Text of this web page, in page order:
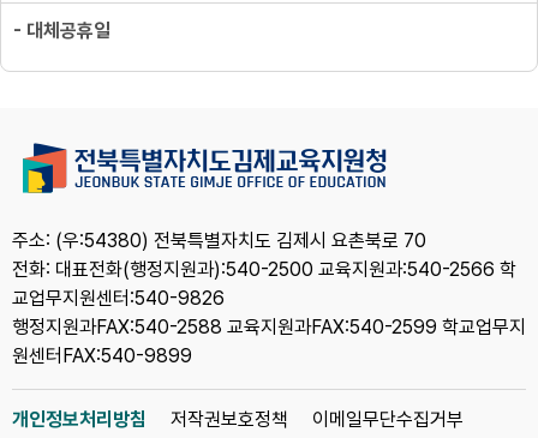
- 대체공휴일
주소: (우:54380) 전북특별자치도 김제시 요촌북로 70
전화: 대표전화(행정지원과):540-2500 교육지원과:540-2566 학
교업무지원센터:540-9826
행정지원과FAX:540-2588 교육지원과FAX:540-2599 학교업무지
원센터FAX:540-9899
개인정보처리방침 저작권보호정책 이메일무단수집거부